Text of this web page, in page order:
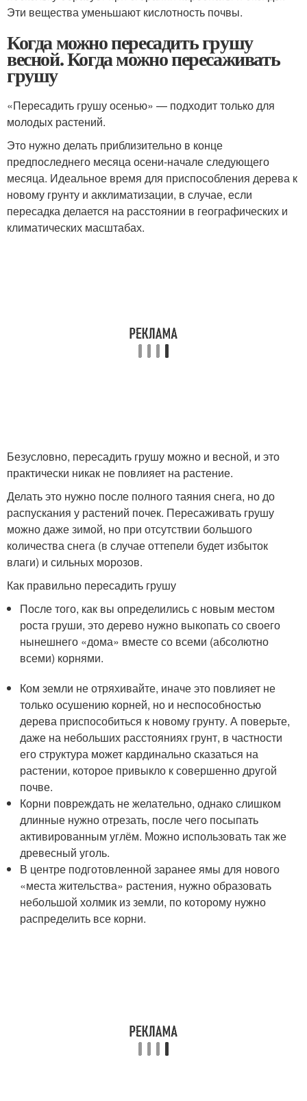
Эти вещества уменьшают кислотность почвы.
Когда можно пересадить грушу
весной. Когда можно пересаживать
грушу
«Пересадить грушу осенью» — подходит только для
молодых растений.
Это нужно делать приблизительно в конце
предпоследнего месяца осени-начале следующего
месяца. Идеальное время для приспособления дерева к
новому грунту и акклиматизации, в случае, если
пересадка делается на расстоянии в географических и
климатических масштабах.
Безусловно, пересадить грушу можно и весной, и это
практически никак не повлияет на растение.
Делать это нужно после полного таяния снега, но до
распускания у растений почек. Пересаживать грушу
можно даже зимой, но при отсутствии большого
количества снега (в случае оттепели будет избыток
влаги) и сильных морозов.
Как правильно пересадить грушу
После того, как вы определились с новым местом
роста груши, это дерево нужно выкопать со своего
нынешнего «дома» вместе со всеми (абсолютно
всеми) корнями.
Ком земли не отряхивайте, иначе это повлияет не
только осушению корней, но и неспособностью
дерева приспособиться к новому грунту. А поверьте,
даже на небольших расстояниях грунт, в частности
его структура может кардинально сказаться на
растении, которое привыкло к совершенно другой
почве.
Корни повреждать не желательно, однако слишком
длинные нужно отрезать, после чего посыпать
активированным углём. Можно использовать так же
древесный уголь.
В центре подготовленной заранее ямы для нового
«места жительства» растения, нужно образовать
небольшой холмик из земли, по которому нужно
распределить все корни.